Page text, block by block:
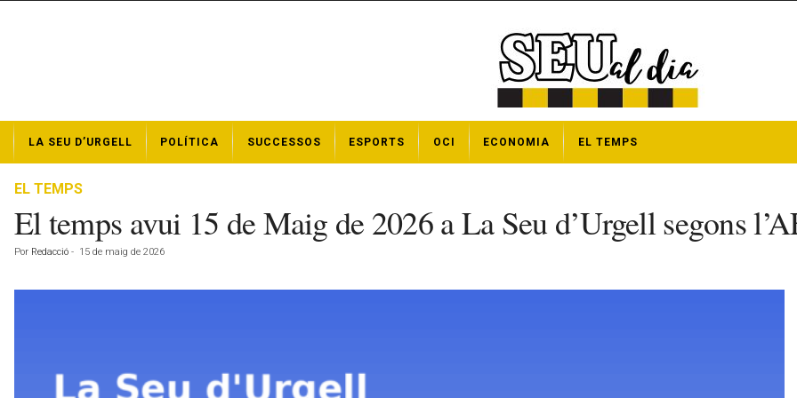
t
LA SEU D’URGELL POLÍTICA SUCCESSOS ESPORTS OCI ECONOMIA EL TEMPS
EL TEMPS
El temps avui 15 de Maig de 2026 a La Seu d’Urgell segons
Por Redacció - 15 de maig de 2026